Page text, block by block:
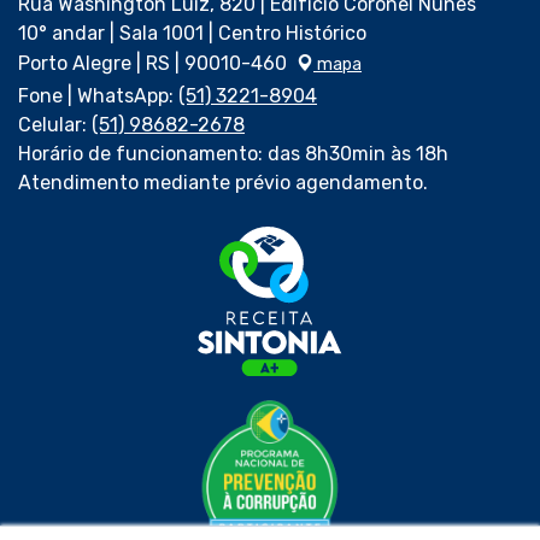
10° andar | Sala 1001 | Centro Histórico
Porto Alegre | RS | 90010-460
mapa
Fone | WhatsApp: (51) 3221-8904
Celular: (51) 98682-2678
Horário de funcionamento: das 8h30min às 18h
Atendimento mediante prévio agendamento.